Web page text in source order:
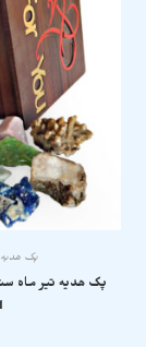
پک هدیه
پک هدیه تیر ماه